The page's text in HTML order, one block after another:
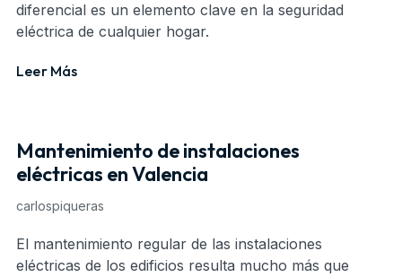
diferencial es un elemento clave en la seguridad
eléctrica de cualquier hogar.
Leer Más
Mantenimiento de instalaciones
eléctricas en Valencia
carlospiqueras
El mantenimiento regular de las instalaciones
eléctricas de los edificios resulta mucho más que